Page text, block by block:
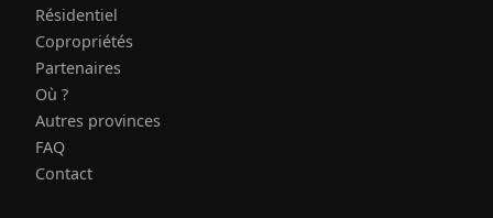
Résidentiel
Copropriétés
Partenaires
Où ?
Autres provinces
FAQ
Contact